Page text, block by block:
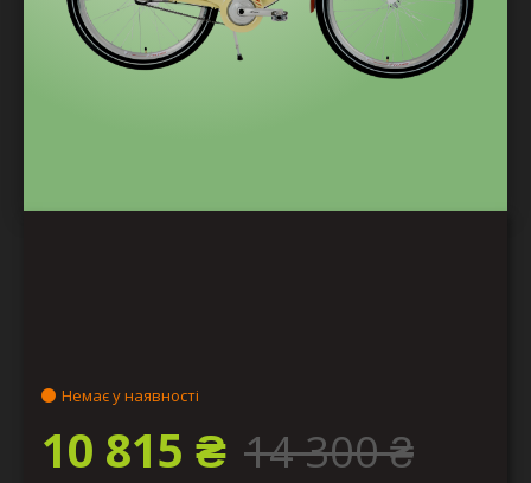
Немає у наявності
10 815 ₴ 14 300 ₴